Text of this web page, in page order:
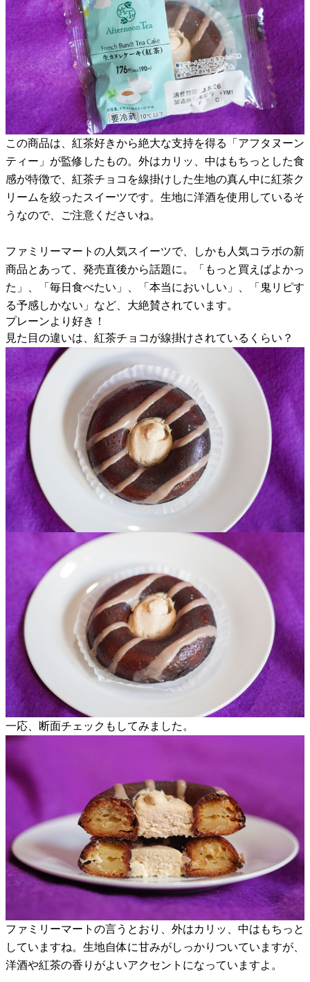
この商品は、紅茶好きから絶大な支持を得る「アフタヌーン
ティー」が監修したもの。外はカリッ、中はもちっとした食
感が特徴で、紅茶チョコを線掛けした生地の真ん中に紅茶ク
リームを絞ったスイーツです。生地に洋酒を使用しているそ
うなので、ご注意くださいね。
ファミリーマートの人気スイーツで、しかも人気コラボの新
商品とあって、発売直後から話題に。「もっと買えばよかっ
た」、「毎日食べたい」、「本当においしい」、「鬼リピす
る予感しかない」など、大絶賛されています。
プレーンより好き！
見た目の違いは、紅茶チョコが線掛けされているくらい？
一応、断面チェックもしてみました。
ファミリーマートの言うとおり、外はカリッ、中はもちっと
していますね。生地自体に甘みがしっかりついていますが、
洋酒や紅茶の香りがよいアクセントになっていますよ。